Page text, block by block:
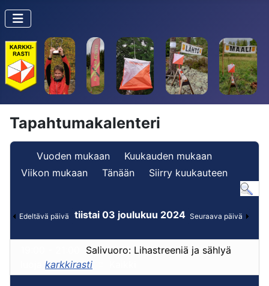
Tapahtumakalenteri
Vuoden mukaan
Kuukauden mukaan
Viikon mukaan
Tänään Siirry kuukauteen
Edeltävä päivä tiistai 03 joulukuu 2024 Seuraava päivä
Salivuoro: Lihastreeniä ja sählyä
karkkirasti